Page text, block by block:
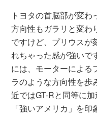
トヨタの首脳部が変
方向性もガラリと変わ
ですけど、プリウスが
れちゃった感が強いで
には、モーターによる
ラのような方向性を歩
近ではGT-Rと同等に
「強いアメリカ」を